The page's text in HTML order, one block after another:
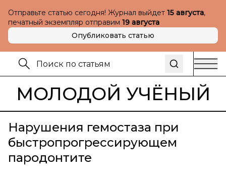
Отправьте статью сегодня! Журнал выйдет 15 августа,
печатный экземпляр отправим 19 августа
Опубликовать статью
МОЛОДОЙ УЧЁНЫЙ
Нарушения гемостаза при
быстропрогрессирующем
пародонтите